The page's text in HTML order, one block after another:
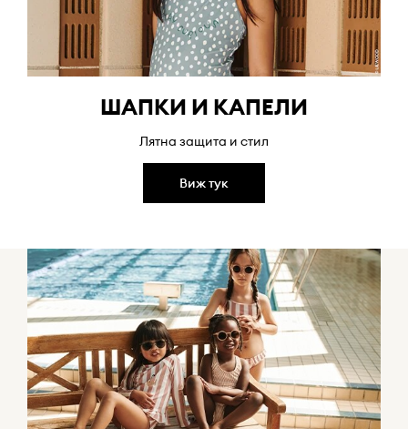
ШАПКИ И КАПЕЛИ
Лятна защита и стил
Виж тук